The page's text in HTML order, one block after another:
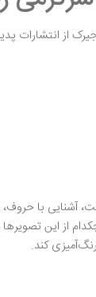
از انتشارات
آشنایی با
از این تصویرها
کند.